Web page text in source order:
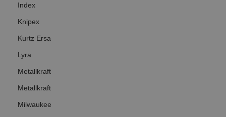
Index
Knipex
Kurtz Ersa
Lyra
Metallkraft
Metallkraft
Milwaukee